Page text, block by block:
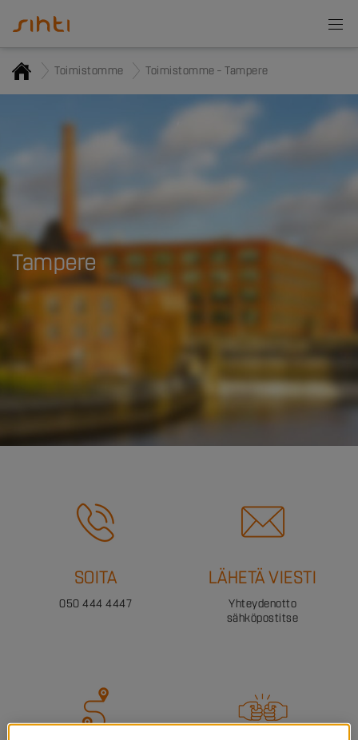
Toimistomme Toimistomme – Tampere
Tampere
SOITA
050 444 4447
LÄHETÄ VIESTI
Yhteydenotto
sähköpostitse